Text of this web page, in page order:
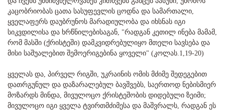
კაცობრიობას ცათა სასუფევლის ცოდნა და სამართალი,
ყველაფერს დაუბრუნოს მარადიულობა და იხსნას იგი
სიკვდილისა და ხრწნილებისაგან, "რადგან კეთილ ინება მამამ,
რომ მასში (ქრისტეში) დამკვიდრებულიყო მთელი სავსება და
მისი საშუალებით შემოერიგებინა ყოველი" (კოლას.1,19-20)
ყველას და, პირველ რიგში, უკრაინის ომის მძიმე შედეგებით
დათრგუნულ და დაზარალებულ ბავშვებს, საერთოდ ნებისმიერ
მოზარდს მინდა, მივულოცო ქრისტეშობის დიდებული ზეიმი;
მივულოცო იგი ყველა ტვირთმძიმესა და მაშვრალს, რადგან ეს